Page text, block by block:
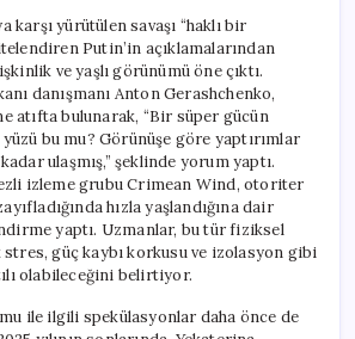
karşı yürütülen savaşı “haklı bir
Putin’in açıklamalarından
ve yaşlı görünümü öne çıktı.
danışmanı Anton Gerashchenko,
atıfta bulunarak, “Bir süper gücün
bu mu? Görünüşe göre yaptırımlar
ulaşmış,” şeklinde yorum yaptı.
izleme grubu Crimean Wind, otoriter
hızla yaşlandığına dair
yaptı. Uzmanlar, bu tür fiziksel
güç kaybı korkusu ve izolasyon gibi
olabileceğini belirtiyor.
ile ilgili spekülasyonlar daha önce de